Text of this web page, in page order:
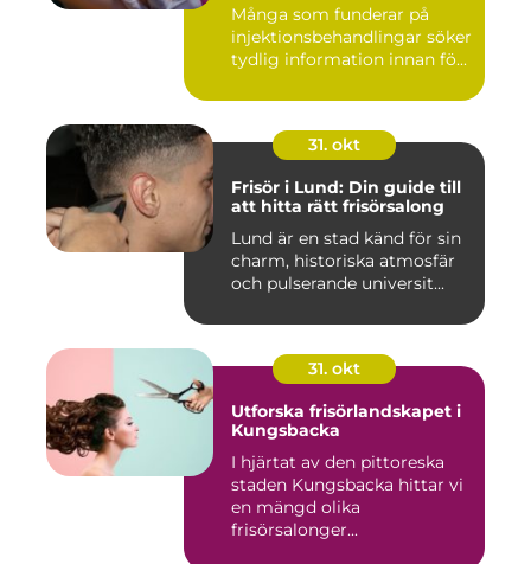
Många som funderar på
injektionsbehandlingar söker
tydlig information innan fö...
31. okt
Frisör i Lund: Din guide till
att hitta rätt frisörsalong
Lund är en stad känd för sin
charm, historiska atmosfär
och pulserande universit...
31. okt
Utforska frisörlandskapet i
Kungsbacka
I hjärtat av den pittoreska
staden Kungsbacka hittar vi
en mängd olika
frisörsalonger...